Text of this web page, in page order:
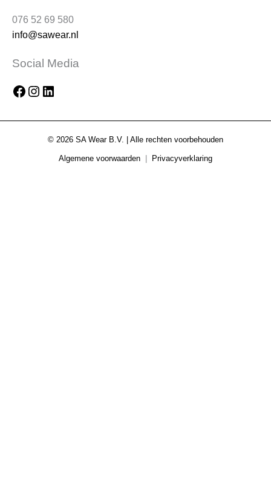
076 52 69 580
info@sawear.nl
Social Media
© 2026 SA Wear B.V. | Alle rechten voorbehouden
Algemene voorwaarden Privacyverklaring